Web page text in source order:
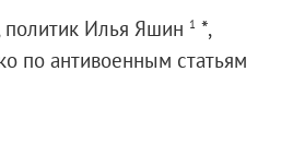
Илья Яшин 1 *,
по антивоенным статьям